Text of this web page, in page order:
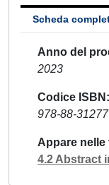
Scheda
Anno del
2023
Codice ISBN
978-88-
Appare
4.2 Abstract